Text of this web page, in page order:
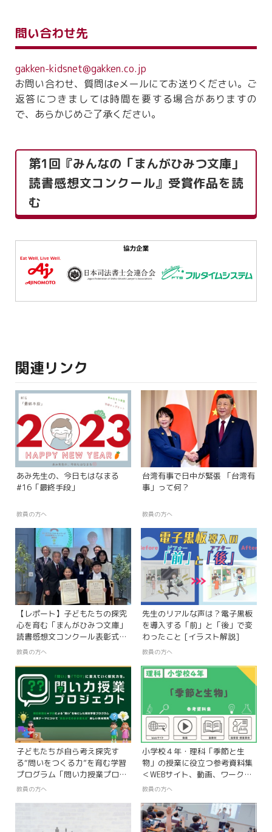
問い合わせ先
gakken-kidsnet@gakken.co.jp
お問い合わせ、質問はeメールにてお送りください。ご
返答につきましては時間を要する場合がありますの
で、あらかじめご了承ください。
第1回『みんなの「まんがひみつ文庫」
読書感想文コンクール』受賞作品を読
む
関連リンク
あみ先生の、今日もはなまる
#16「最終手段」
教員の方へ
台湾有事で日中が緊張 「台湾有
事」って何？
教員の方へ
【レポート】子どもたちの探究
心を育む「まんがひみつ文庫」
読書感想文コンクール表彰式を
開催！
教員の方へ
先生のリアルな声は？電子黒板
を導入する「前」と「後」で変
わったこと [イラスト解説]
教員の方へ
子どもたちが自ら考え探究す
る“問いをつくる力”を育む学習
プログラム「問い力授業プロジ
ェクト」とは？
教員の方へ
小学校４年・理科「季節と生
物」の授業に役立つ参考資料集
＜WEBサイト、動画、ワークシ
ート、指導案＞
教員の方へ